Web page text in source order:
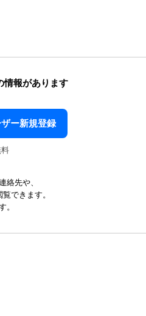
情報があります
ー新規登録
絡先や、
できます。
。